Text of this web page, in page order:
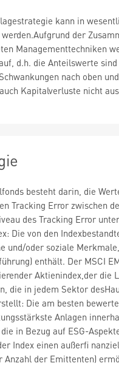
kann in
der
Managementtechniken
d.h. die Anteilswerte
nach oben
Kapitalverluste nicht
besteht darin, die
Tracking Error zwischen
des Tracking Error
Die von den
und/oder soziale
enthält. Der MSCI
Aktienindex,der
die in jedem Sektor
Die am besten
Anlagen
in Bezug auf ESG-
Index einen außerfi
Anzahl der Emittenten)